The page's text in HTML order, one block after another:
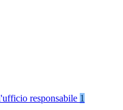
responsabile 1